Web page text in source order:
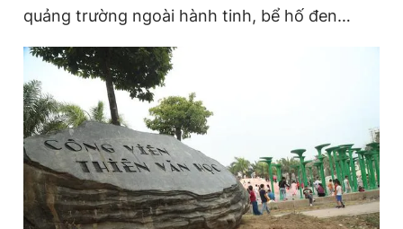
quảng trường ngoài hành tinh, bể hố đen…